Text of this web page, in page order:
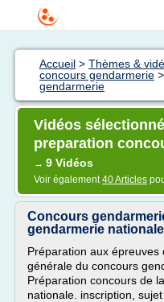
Accueil > Thèmes &
concours gendarmerie >
gendarmerie
Vidéos
preparation
→ 9 Vidéos
Voir également40 Articles
Concours
gendarmerie nationale
Préparation aux épreuves
générale du concours
Préparation concours de
nationale. inscription,